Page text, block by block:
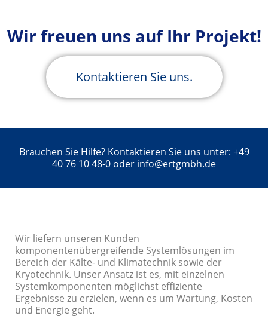
Wir freuen uns auf Ihr Projekt!
Kontaktieren Sie uns.
Brauchen Sie Hilfe? Kontaktieren Sie uns unter: +49
40 76 10 48-0 oder info@ertgmbh.de
Wir liefern unseren Kunden
komponentenübergreifende Systemlösungen im
Bereich der Kälte- und Klimatechnik sowie der
Kryotechnik. Unser Ansatz ist es, mit einzelnen
Systemkomponenten möglichst effiziente
Ergebnisse zu erzielen, wenn es um Wartung, Kosten
und Energie geht.